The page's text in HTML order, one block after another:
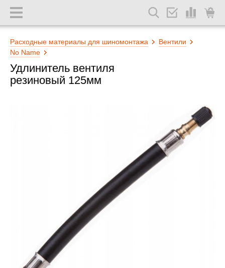
Расходные материалы для шиномонтажа
Вентили
No Name
Удлинитель вентиля
резиновый 125мм